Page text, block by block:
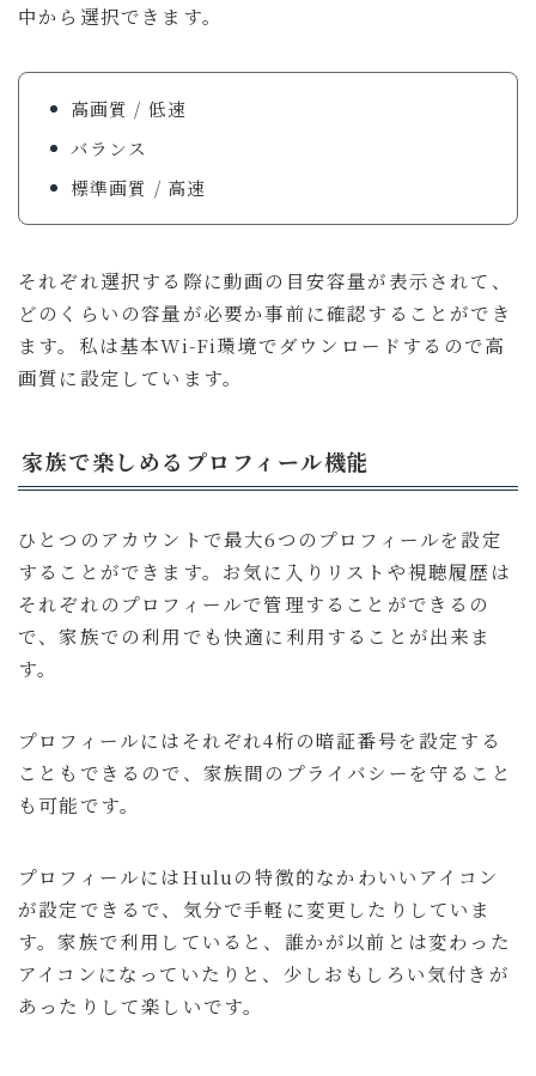
中から選択できます。
高画質 / 低速
バランス
標準画質 / 高速
それぞれ選択する際に動画の目安容量が表示されて、
どのくらいの容量が必要か事前に確認することができ
ます。私は基本Wi-Fi環境でダウンロードするので高
画質に設定しています。
家族で楽しめるプロフィール機能
ひとつのアカウントで最大6つのプロフィールを設定
することができます。お気に入りリストや視聴履歴は
それぞれのプロフィールで管理することができるの
で、家族での利用でも快適に利用することが出来ま
す。
プロフィールにはそれぞれ4桁の暗証番号を設定する
こともできるので、家族間のプライバシーを守ること
も可能です。
プロフィールにはHuluの特徴的なかわいいアイコン
が設定できるで、気分で手軽に変更したりしていま
す。家族で利用していると、誰かが以前とは変わった
アイコンになっていたりと、少しおもしろい気付きが
あったりして楽しいです。